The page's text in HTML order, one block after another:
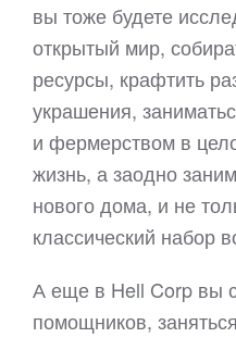
вы тоже будете
открытый мир,
ресурсы, крафтить
украшения,
и фермерством в
жизнь, а заодно
нового дома, и не
классический набор
А еще в Hell Corp вы
помощников,